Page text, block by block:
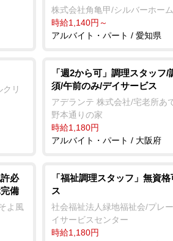
株式会社角亀甲/シルバーホー
時給1,140円～
アルバイト・パート / 愛知県
リ
「週2から可」調理スタッフ
須/午前のみ/デイサービス
アデランテ 株式会社/宅老所あ
野本通りの家
時給1,180円
アルバイト・パート / 大阪府
必
備
よ風
「福祉調理スタッフ」無資
ス
社会福祉法人緑地福祉会/プレ
イサービスセンター
時給1,180円